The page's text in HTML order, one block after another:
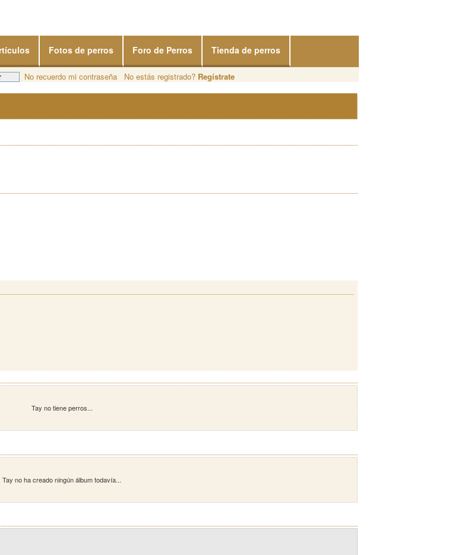
Fotos de perros Foro de Perros Tienda de perros
No recuerdo mi contraseña No estás registrado? Regístrate
Tay no tiene perros...
Tay no ha creado ningún álbum todavía...